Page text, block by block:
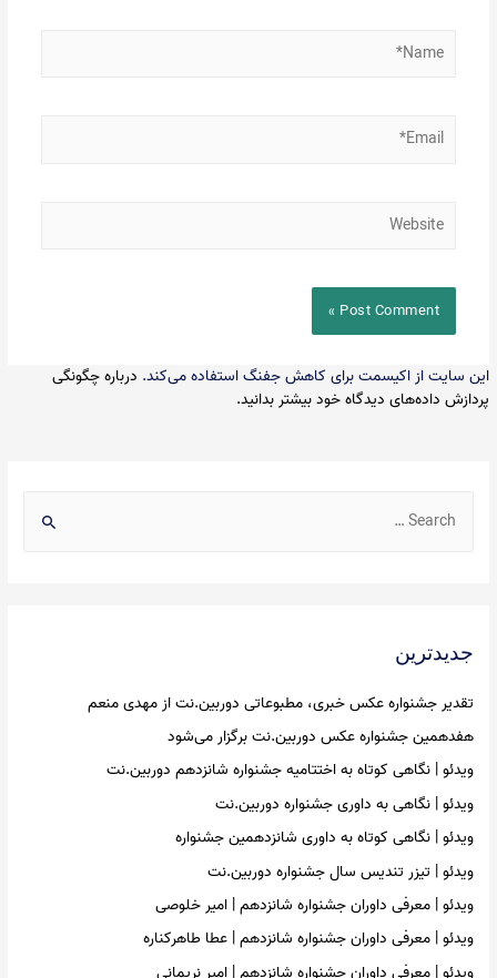
h
o
r
:
جدیدترین
تقدیر جشنواره عکس خبری، مطبوعاتی دوربین.نت از مهدی منعم
هفدهمین جشنواره عکس دوربین.نت برگزار می‌شود
ویدئو | نگاهی کوتاه به اختتامیه جشنواره شانزدهم دوربین.نت
ویدئو | نگاهی به داوری جشنواره دوربین.نت
ویدئو | نگاهی کوتاه به داوری شانزدهمین جشنواره
ویدئو | تیزر تندیس سال جشنواره دوربین.نت
ویدئو | معرفی داوران جشنواره شانزدهم | امیر خلوصی
ویدئو | معرفی داوران جشنواره شانزدهم | عطا طاهرکناره
ویدئو | معرفی داوران جشنواره شانزدهم | امیر نریمانی
Email*
Website
این سایت از اکیسمت برای کاهش جفنگ استفاده می‌کند. درباره چگونگی
پردازش داده‌های دیدگاه خود بیشتر بدانید.